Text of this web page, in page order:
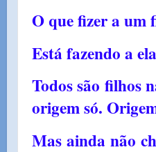
O que fizer a um
Está fazendo a
Todos são filhos
origem só.
Mas ainda não